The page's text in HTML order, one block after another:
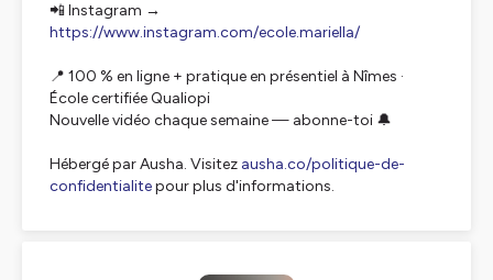
📲 Instagram →
https://www.instagram.com/ecole.mariella/
📍 100 % en ligne + pratique en présentiel à Nîmes ·
École certifiée Qualiopi
Nouvelle vidéo chaque semaine — abonne-toi 🔔
Hébergé par Ausha. Visitez ausha.co/politique-de-
confidentialitepour plus d'informations.